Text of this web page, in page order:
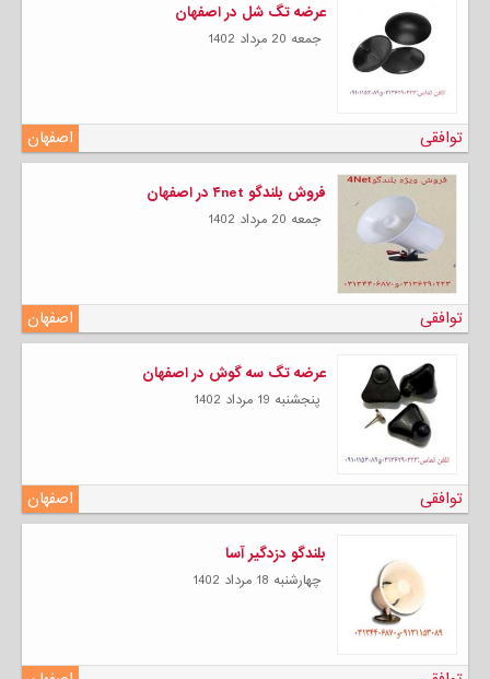
عرضه تگ شل در اصفهان
جمعه 20 مرداد 1402
اصفهان توافقی
فروش بلندگو ۴net در اصفهان
جمعه 20 مرداد 1402
اصفهان توافقی
عرضه تگ سه گوش در اصفهان
پنجشنبه 19 مرداد 1402
اصفهان توافقی
بلندگو دزدگیر آسا
چهارشنبه 18 مرداد 1402